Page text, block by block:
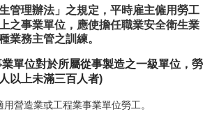
管理辦法」之規定，平時雇主僱用勞工
之事業單位，應使擔任職業安全衛生業
業務主管之訓練。
單位對於所屬從事製造之一級單位，勞
以上未滿三百人者)
營造業或工程業事業單位勞工。